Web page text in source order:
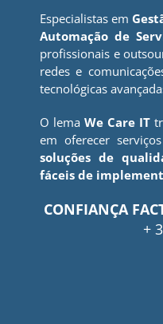
Especialistas em
Automação de
profissionais e
redes e
tecnológicas
O lema We Care IT
em oferecer
soluções de
fáceis de
CONFIANÇA
+